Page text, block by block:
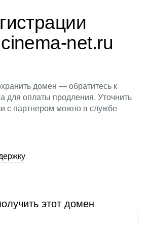
net.ru
домен — обратитесь к
для оплаты продления. Уточнить
с партнером можно в службе
этот домен